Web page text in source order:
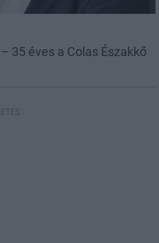
35 éves a Colas Északkő